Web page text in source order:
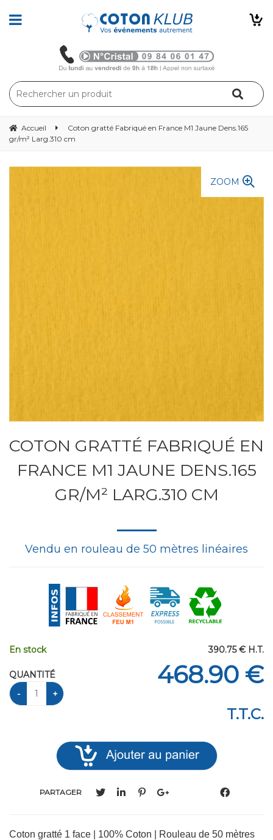
Accueil
Coton gratté Fabriqué en France M1 Jaune Dens.165
gr/m² Larg.310 cm
ZOOM
COTON GRATTÉ FABRIQUÉ EN
FRANCE M1 JAUNE DENS.165
GR/M² LARG.310 CM
Vendu en rouleau de 50 mètres linéaires
390.75€ H.T.
468.90 €
T.T.C.
En stock
QUANTITÉ
PARTAGER
Coton gratté 1 face | 100% Coton | Rouleau de 50 mètres